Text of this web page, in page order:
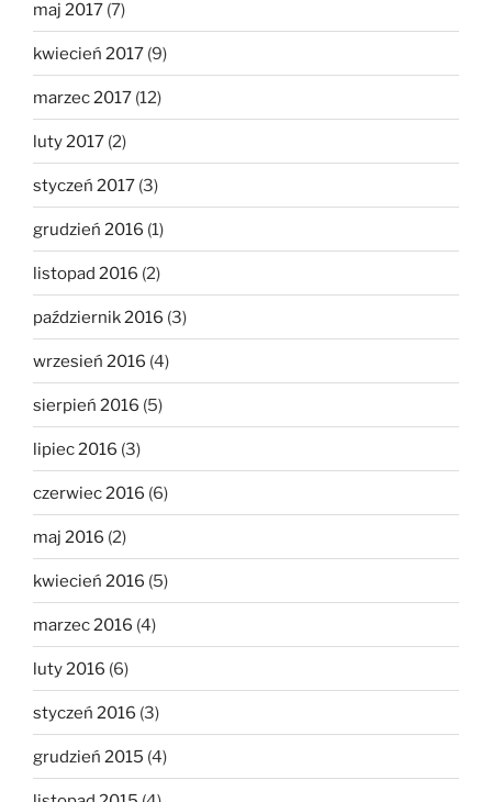
maj 2017 (7)
kwiecień 2017 (9)
marzec 2017 (12)
luty 2017 (2)
styczeń 2017 (3)
grudzień 2016 (1)
listopad 2016 (2)
październik 2016 (3)
wrzesień 2016 (4)
sierpień 2016 (5)
lipiec 2016 (3)
czerwiec 2016 (6)
maj 2016 (2)
kwiecień 2016 (5)
marzec 2016 (4)
luty 2016 (6)
styczeń 2016 (3)
grudzień 2015 (4)